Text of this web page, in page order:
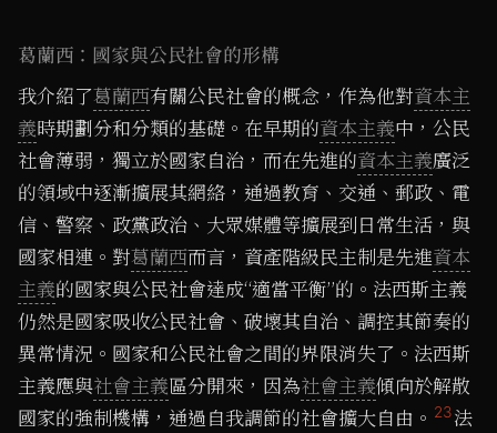
葛蘭西：國家與公民社會的形構
我介紹了葛蘭西有關公民社會的概念，作為他對資本主
義時期劃分和分類的基礎。在早期的資本主義中，公民
社會薄弱，獨立於國家自治，而在先進的資本主義廣泛
的領域中逐漸擴展其網絡，通過教育、交通、郵政、電
信、警察、政黨政治、大眾媒體等擴展到日常生活，與
國家相連。對葛蘭西而言，資產階級民主制是先進資本
主義的國家與公民社會達成“適當平衡”的。法西斯主義
仍然是國家吸收公民社會、破壞其自治、調控其節奏的
異常情況。國家和公民社會之間的界限消失了。法西斯
主義應與社會主義區分開來，因為社會主義傾向於解散
國家的強制機構，通過自我調節的社會擴大自由。 23法